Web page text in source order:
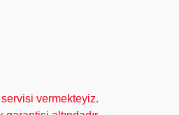
servisi vermekteyiz.